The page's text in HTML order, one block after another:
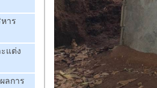
าร
แต่ง
ลการ